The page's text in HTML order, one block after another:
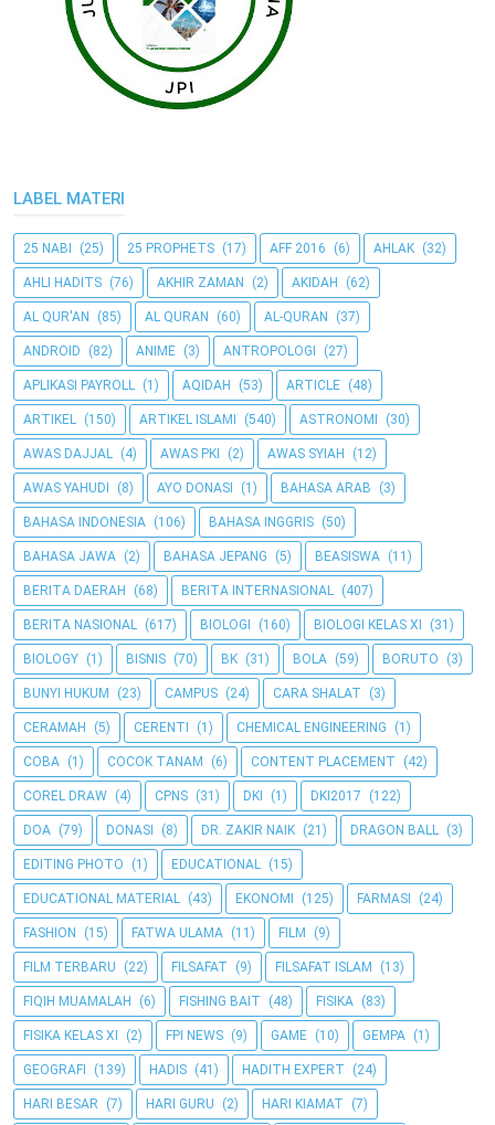
LABEL MATERI
25 NABI (25) 25 PROPHETS (17) AFF 2016 (6) AHLAK (32)
AHLI HADITS (76) AKHIR ZAMAN (2) AKIDAH (62)
AL QUR'AN (85) AL QURAN (60) AL-QURAN (37)
ANDROID (82) ANIME (3) ANTROPOLOGI (27)
APLIKASI PAYROLL (1) AQIDAH (53) ARTICLE (48)
ARTIKEL (150) ARTIKEL ISLAMI (540) ASTRONOMI (30)
AWAS DAJJAL (4) AWAS PKI (2) AWAS SYIAH (12)
AWAS YAHUDI (8) AYO DONASI (1) BAHASA ARAB (3)
BAHASA INDONESIA (106) BAHASA INGGRIS (50)
BAHASA JAWA (2) BAHASA JEPANG (5) BEASISWA (11)
BERITA DAERAH (68) BERITA INTERNASIONAL (407)
BERITA NASIONAL (617) BIOLOGI (160) BIOLOGI KELAS XI (31)
BIOLOGY (1) BISNIS (70) BK (31) BOLA (59) BORUTO (3)
BUNYI HUKUM (23) CAMPUS (24) CARA SHALAT (3)
CERAMAH (5) CERENTI (1) CHEMICAL ENGINEERING (1)
COBA (1) COCOK TANAM (6) CONTENT PLACEMENT (42)
COREL DRAW (4) CPNS (31) DKI (1) DKI2017 (122)
DOA (79) DONASI (8) DR. ZAKIR NAIK (21) DRAGON BALL (3)
EDITING PHOTO (1) EDUCATIONAL (15)
EDUCATIONAL MATERIAL (43) EKONOMI (125) FARMASI (24)
FASHION (15) FATWA ULAMA (11) FILM (9)
FILM TERBARU (22) FILSAFAT (9) FILSAFAT ISLAM (13)
FIQIH MUAMALAH (6) FISHING BAIT (48) FISIKA (83)
FISIKA KELAS XI (2) FPI NEWS (9) GAME (10) GEMPA (1)
GEOGRAFI (139) HADIS (41) HADITH EXPERT (24)
HARI BESAR (7) HARI GURU (2) HARI KIAMAT (7)